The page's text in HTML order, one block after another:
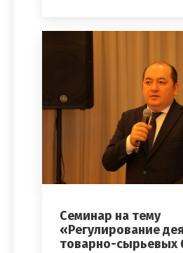
Семинар на тему
«Регулирование
товарно-сырьевых